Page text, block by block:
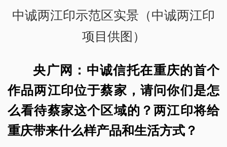
中诚两江印示范区实景（中诚两江印
项目供图）
央广网：中诚信托在重庆的首个
作品两江印位于蔡家，请问你们是怎
么看待蔡家这个区域的？两江印将给
重庆带来什么样产品和生活方式？